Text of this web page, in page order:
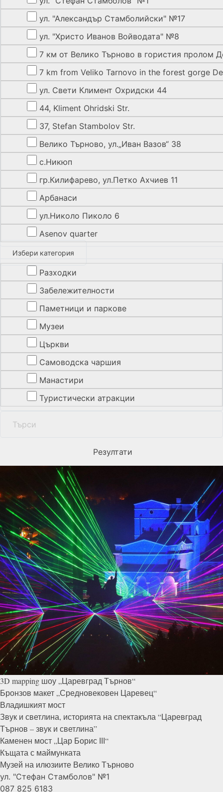
ул. "Александър Стамболийски" №17
ул. "Христо Иванов Войводата" №8
7 км от Велико Търново в гористия пролом
7 km from Veliko Tarnovo in the forest gorge
ул. Свети Климент Охридски 44
44, Kliment Ohridski Str.
37, Stefan Stambolov Str.
Велико Търново, ул.„Иван Вазов“ 38
с.Никюп
гр.Килифарево, ул.Петко Ахчиев 11
Арбанаси
ул.Николо Пиколо 6
Asenov quarter
Избери категория
Разходки
Забележителности
Паметници и паркове
Музеи
Църкви
Самоводска чаршия
Манастири
Туристически атракции
Резултати
3D mapping шоу „Царевград Търнов“
Бронзов макет „Средновековен Царевец“
Владишкият мост
Звук и светлина, историята на спектакъла “Царевград
Търнов – звук и светлина”
Каменен мост „Цар Борис ІІІ“
Къщата с маймунката
Музей на илюзиите ВеликоТърново
ул. "Стефан Стамболов" №1
087 825 6183